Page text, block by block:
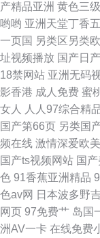
线 91在线精品尤物 密
视频一区
产精品亚洲 黄色三
哟哟 亚洲天堂丁香
一页国 另类区另类
址视频播放 国产日
18禁网站 亚洲无码
影香港 成人免费 蜜
女人
人人97综合精
国产第66页 另类国
频在线 激情深爱欧
国产ts视频网站 国
色 91香蕉亚洲精品
色av网 日本波多野
网页 97免费艹 岛国
洲AV一卡 在线免费